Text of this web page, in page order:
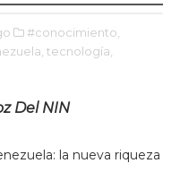
#conocimiento,
tecnología,
Del NIN
la nueva riqueza